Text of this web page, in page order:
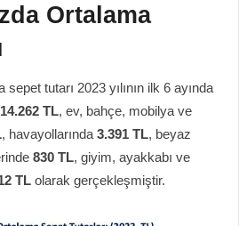
Ortalama
tutarı 2023 yılının ilk 6 ayında
14.262 TL, ev, bahçe, mobilya ve
, havayollarında 3.391 TL, beyaz
830 TL, giyim, ayakkabı ve
TL olarak gerçekleşmiştir.